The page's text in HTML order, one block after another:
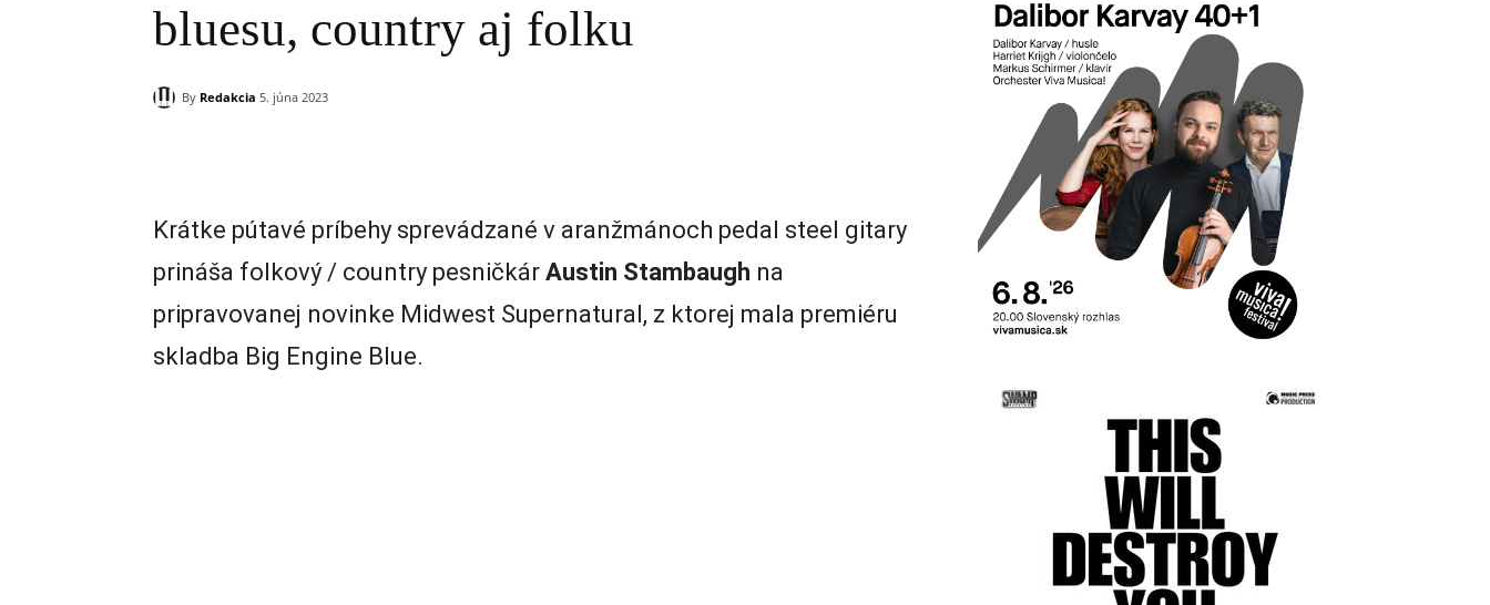
bluesu, country aj folku
By Redakcia 5. júna 2023
Krátke pútavé príbehy sprevádzané v aranžmánoch pedal steel gitary
prináša folkový / country pesničkár Austin Stambaugh na
pripravovanej novinke Midwest Supernatural, z ktorej mala premiéru
skladba Big Engine Blue.